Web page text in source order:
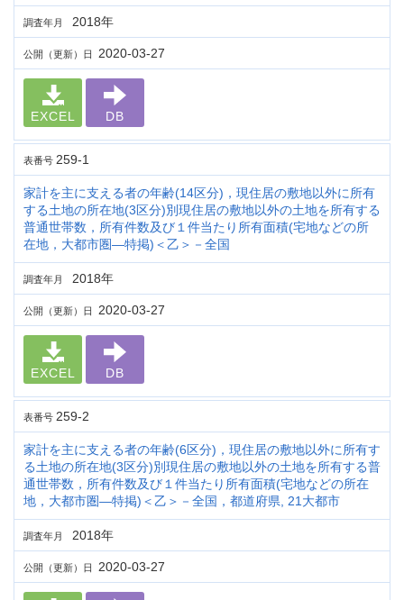
調査年月 2018年
公開（更新）日 2020-03-27
EXCEL DB
表番号 259-1
家計を主に支える者の年齢(14区分)，現住居の敷地以外に所有
する土地の所在地(3区分)別現住居の敷地以外の土地を所有する
普通世帯数，所有件数及び１件当たり所有面積(宅地などの所
在地，大都市圏―特掲)＜乙＞－全国
調査年月 2018年
公開（更新）日 2020-03-27
EXCEL DB
表番号 259-2
家計を主に支える者の年齢(6区分)，現住居の敷地以外に所有す
る土地の所在地(3区分)別現住居の敷地以外の土地を所有する普
通世帯数，所有件数及び１件当たり所有面積(宅地などの所在
地，大都市圏―特掲)＜乙＞－全国，都道府県, 21大都市
調査年月 2018年
公開（更新）日 2020-03-27